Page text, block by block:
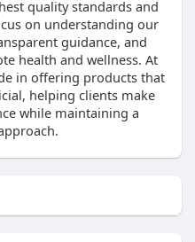
quality standards and
on understanding our
guidance, and
health and wellness. At
in offering products that
helping clients make
while maintaining a